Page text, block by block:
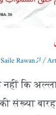
/ ازSaile Rawan
कि
संख्या